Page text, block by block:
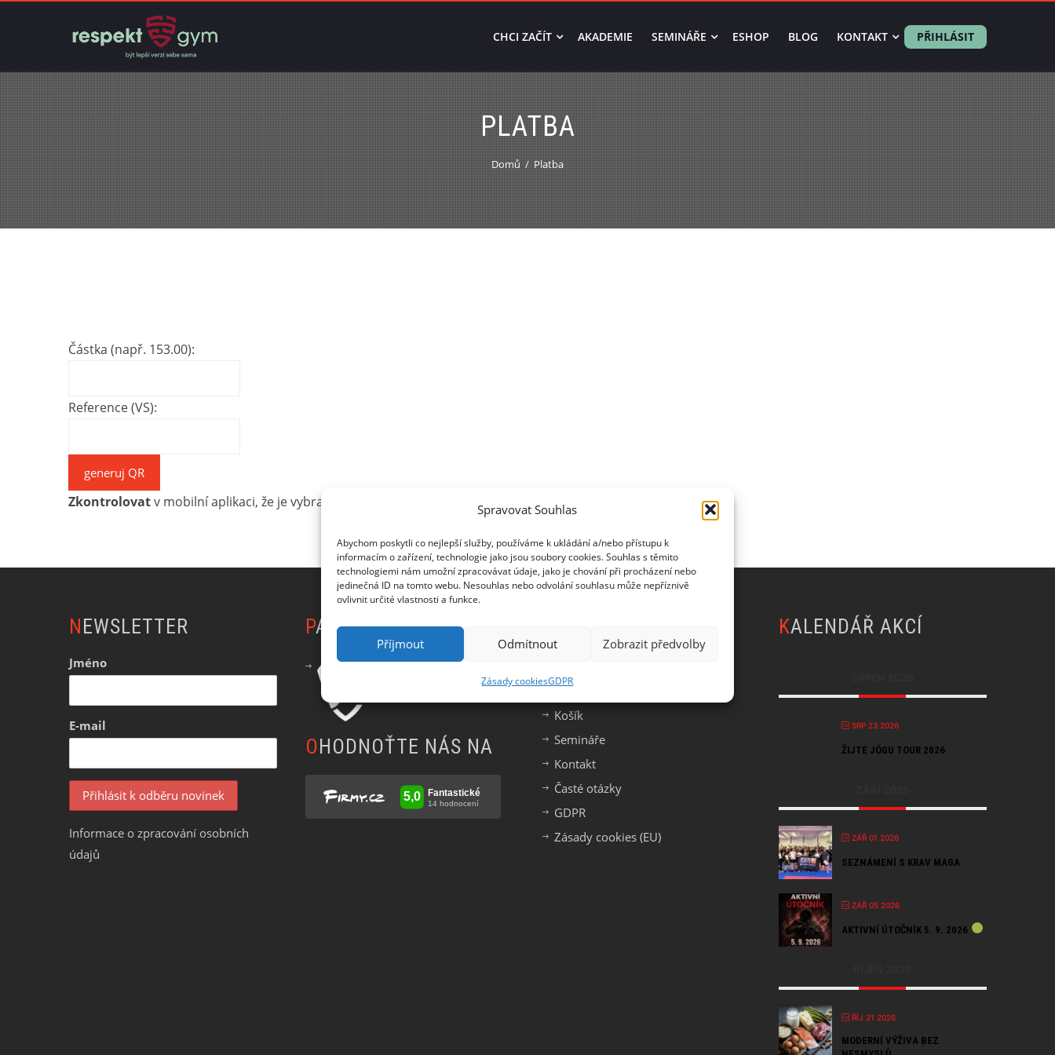
Spravovat Souhlas
Abychom poskytli co nejlepší služby, používáme k ukládání a/nebo přístupu k
informacím o zařízení, technologie jako jsou soubory cookies. Souhlas s těmito
technologiemi nám umožní zpracovávat údaje, jako je chování při procházení nebo
jedinečná ID na tomto webu. Nesouhlas nebo odvolání souhlasu může nepříznivě
ovlivnit určité vlastnosti a funkce.
Příjmout Odmítnout Zobrazit předvolby
Zásady cookiesGDPR
CHCI ZAČÍT AKADEMIE SEMINÁŘE ESHOP BLOG KONTAKT PŘIHLÁSIT
PLATBA
Domů Platba
Částka (např. 153.00):
Reference (VS):
Zkontrolovatv mobilní aplikaci, že je vybraná a ne obyčejná!!!
NEWSLETTER
Jméno
E-mail
Informace o zpracování osobních
údajů
PARTNEŘI
OHODNOŤTE NÁS NA
Členská sekce
Košík
Semináře
Kontakt
Časté otázky
GDPR
Zásady cookies (EU)
KALENDÁŘ AKCÍ
SRP 23 2026
ŽIJTE JÓGU TOUR 2026
ZÁŘ 01 2026
SEZNÁMENÍ S KRAV MAGA
ZÁŘ 05 2026
AKTIVNÍ ÚTOČNÍK 5. 9. 2026
ŘÍJ 21 2026
MODERNÍ VÝŽIVA BEZ